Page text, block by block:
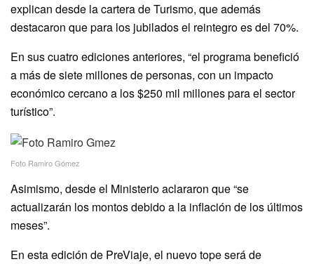
explican desde la cartera de Turismo, que además
destacaron que para los jubilados el reintegro es del 70%.
En sus cuatro ediciones anteriores, “el programa benefició
a más de siete millones de personas, con un impacto
económico cercano a los $250 mil millones para el sector
turístico”.
Foto Ramiro Gómez
Asimismo, desde el Ministerio aclararon que “se
actualizarán los montos debido a la inflación de los últimos
meses”.
En esta edición de PreViaje, el nuevo tope será de